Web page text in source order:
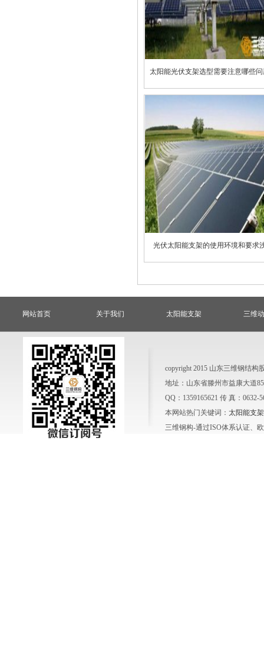
太阳能光伏支架选型需要注意哪些
光伏太阳能支架的使用环境和要求
网站首页 关于我们 太阳能支架 三维
copyright 2015 山东三维钢结构
地址：山东省滕州市益康大道
QQ：1359165621 传 真：0632-
本网站热门关键词： 太阳能支架
三维钢构-通过ISO体系认证、